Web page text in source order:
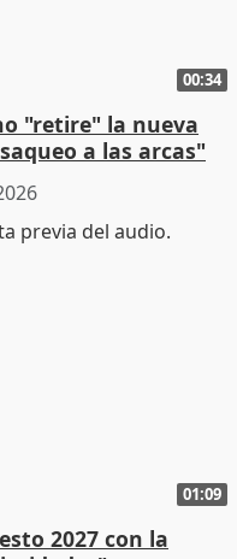
00:34
"retire" la nueva
a las arcas"
01:09
2027 con la